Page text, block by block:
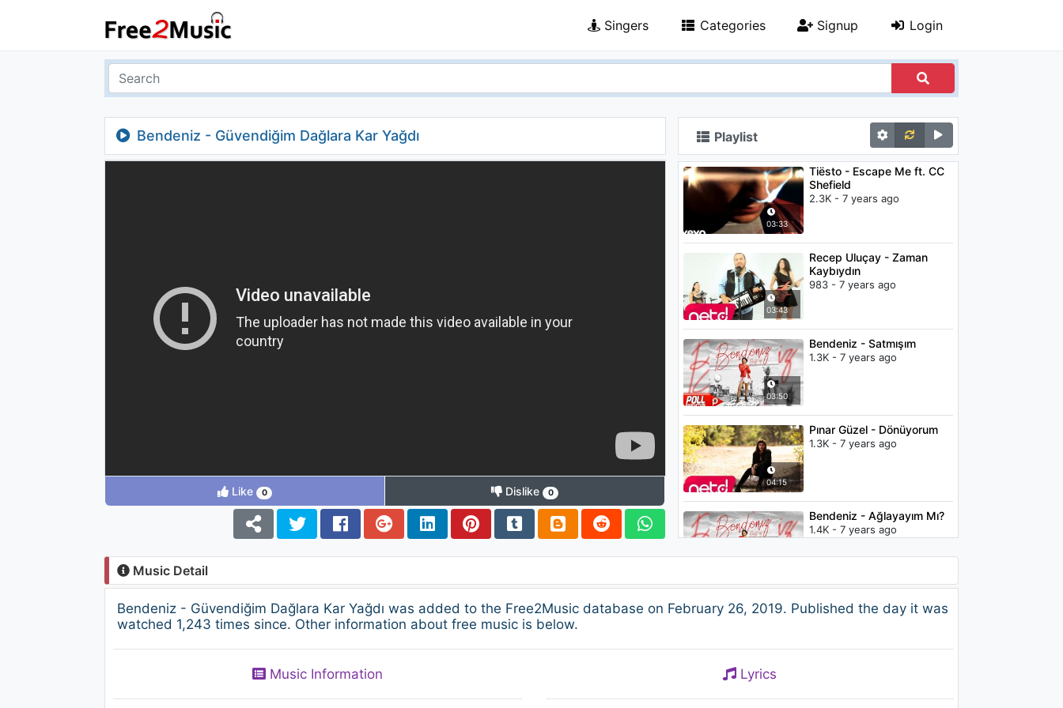
Singers Categories Signup Login
Bendeniz - Güvendiğim Dağlara Kar Yağdı
Like 0 Dislike 0
Playlist
03:33
Tiësto - Escape Me ft. CC
Shefield
2.3K - 7 years ago
03:43
Recep Uluçay - Zaman
Kaybıydın
983 - 7 years ago
03:50
Bendeniz - Satmışım
1.3K - 7 years ago
04:15
Pınar Güzel - Dönüyorum
1.3K - 7 years ago
Bendeniz - Ağlayayım Mı?
1.4K - 7 years ago
Ersin Sönmez - Bu Benim
Sevdam
(Audio) ft. Isaiah Rashad
Music Detail
Bendeniz - Güvendiğim Dağlara Kar Yağdı was added to the Free2Music database on February 26, 2019. Published the day it was
watched 1,243 times since. Other information about free music is below.
Music Information Lyrics